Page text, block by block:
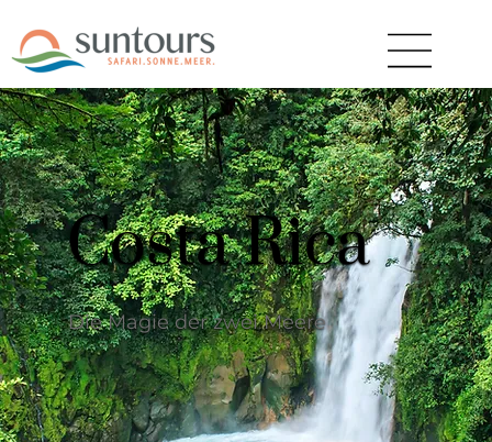
Costa Rica
Die Magie der zwei Meere